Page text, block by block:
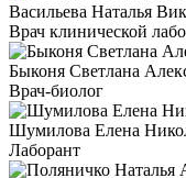
Васильева Наталья
Врач клинической
Быконя Светлана
Врач-биолог
Шумилова Елена
Лаборант